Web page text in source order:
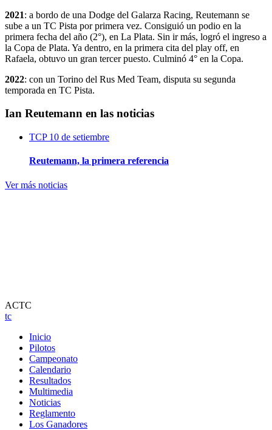
2021: a bordo de una Dodge del Galarza Racing, Reutemann se
sube a un TC Pista por primera vez. Consiguió un podio en la
primera fecha del año (2°), en La Plata. Sin ir más, logró el ingreso a
la Copa de Plata. Ya dentro, en la primera cita del play off, en
Rafaela, obtuvo un gran tercer puesto. Culminó 4° en la Copa.
2022: con un Torino del Rus Med Team, disputa su segunda
temporada en TC Pista.
Ian Reutemann en las noticias
TCP10 de setiembre
Reutemann, la primera referencia
Ver más noticias
ACTC
tc
Inicio
Pilotos
Campeonato
Calendario
Resultados
Multimedia
Noticias
Reglamento
Los Ganadores